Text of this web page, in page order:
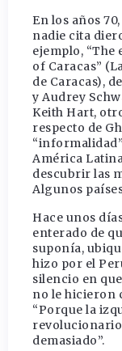
En los años
nadie cita
ejemplo,
of Caracas”
de Caracas),
y Audrey
Keith Hart,
respecto de
América
descubrir las
Algunos
Hace unos
enterado de
suponía,
hizo por el
silencio en
no le hicieron
“Porque la
revolucionario
demasiado”.